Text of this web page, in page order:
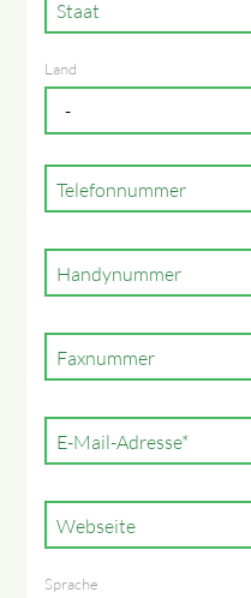
Staat
Land
Telefonnummer
Handynummer
Faxnummer
Pflichtfeld
E-Mail-Adresse*
Webseite
Sprache